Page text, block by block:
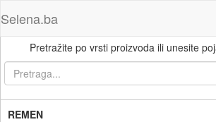
Selena.ba
Pretražite po vrsti proizvoda ili unesite
REMEN